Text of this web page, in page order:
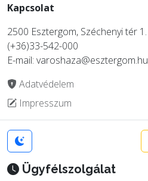
Kapcsolat
2500 Esztergom, Széchenyi tér 1.
(+36)33-542-000
E-mail: varoshaza@esztergom.hu
Adatvédelem
Impresszum
Ügyfélszolgálat